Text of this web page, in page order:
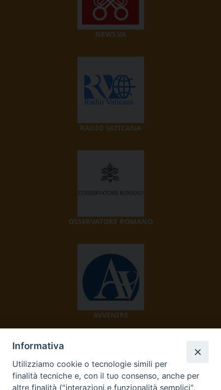
NEWS.VA
RADIO VATICANA
OSSERVATORE ROMANO
AVVENIRE
Informativa
Utilizziamo cookie o tecnologie simili per
finalità tecniche e, con il tuo consenso, anche per
altre finalità ("interazioni e funzionalità semplici",